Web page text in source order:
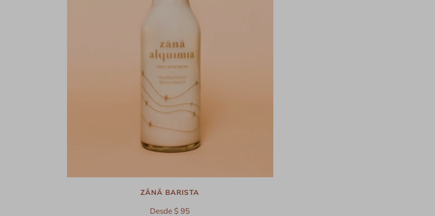
ZÄNÄ BARISTA
Desde $ 95